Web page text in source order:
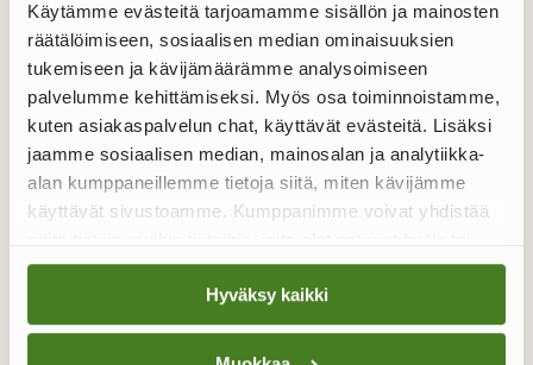
Käytämme evästeitä tarjoamamme sisällön ja mainosten
räätälöimiseen, sosiaalisen median ominaisuuksien
tukemiseen ja kävijämäärämme analysoimiseen
palvelumme kehittämiseksi. Myös osa toiminnoistamme,
kuten asiakaspalvelun chat, käyttävät evästeitä. Lisäksi
jaamme sosiaalisen median, mainosalan ja analytiikka-
alan kumppaneillemme tietoja siitä, miten kävijämme
käyttävät sivustoamme. Kumppanimme voivat yhdistää
joita on kerätty, kun olet käyttänyt heidän palvelujaan.
Hyväksy kaikki
Onnin Auto on ollut Huutokaupat.comiin kumppanina ja
kaupan mahdollistajana äärimmäisen tyytyväinen.
Yksin ei verkkokauppa tai verkkokauppias urakasta
selviäisi.
Huutokaupat.comin asiantuntija Mikko Näppilä kertoo,
että tällaisissa projekteissa myyjää autetaan kaikin
mahdollisin keinoin omien ja maksettujen kanavien
omilla sivuilla, uutiskirjeet, maksetun mainonnan
Googlessa ja Facebookissa. Kohteet näkyvät kuvissa,
teksteissä ja videoissa.